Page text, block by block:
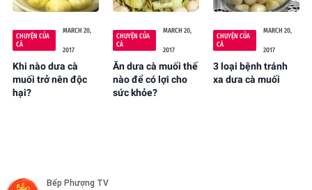
CHUYỆN CỦA
CÀ
MARCH 20,
2017
Khi nào dưa cà
muối trở nên độc
hại?
CHUYỆN CỦA
CÀ
MARCH 20,
2017
Ăn dưa cà muối thế
nào để có lợi cho
sức khỏe?
CHUYỆN CỦA
CÀ
MARCH 20,
2017
3 loại bệnh tránh
xa dưa cà muối